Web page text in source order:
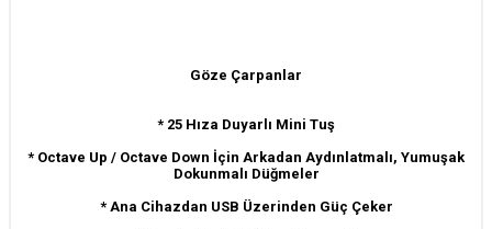
Göze Çarpanlar
* 25 Hıza Duyarlı Mini Tuş
* Octave Up / Octave Down İçin Arkadan Aydınlatmalı, Yumuşak
Dokunmalı Düğmeler
* Ana Cihazdan USB Üzerinden Güç Çeker